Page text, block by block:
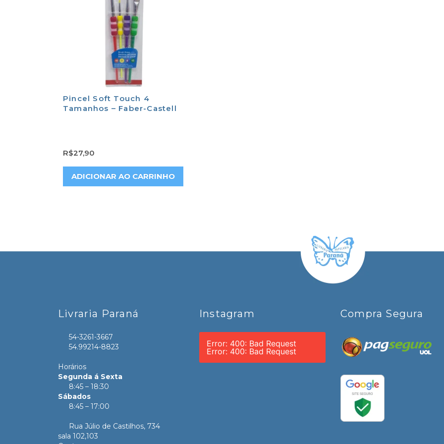
Pincel Soft Touch 4
Tamanhos – Faber-Castell
R$27,90
ADICIONAR AO CARRINHO
Livraria Paraná
54-3261-3667
54.99214-8823
Horários
Segunda á Sexta
8:45 – 18:30
Sábados
8:45 – 17:00
Rua Júlio de Castilhos, 734
sala 102,103
Instagram
Error: 400: Bad Request
Error: 400: Bad Request
Compra Segura